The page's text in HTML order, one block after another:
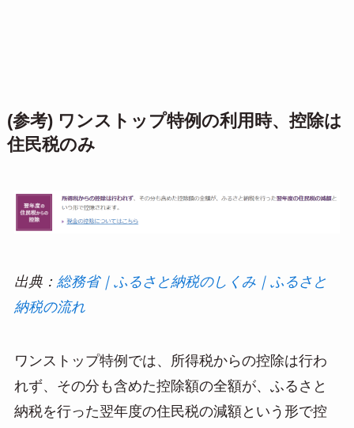
(参考) ワンストップ特例の利用時、控除は
住民税のみ
出典： 総務省｜ふるさと納税のしくみ｜ふるさと
納税の流れ
ワンストップ特例では、所得税からの控除は行わ
れず、その分も含めた控除額の全額が、ふるさと
納税を行った翌年度の住民税の減額という形で控